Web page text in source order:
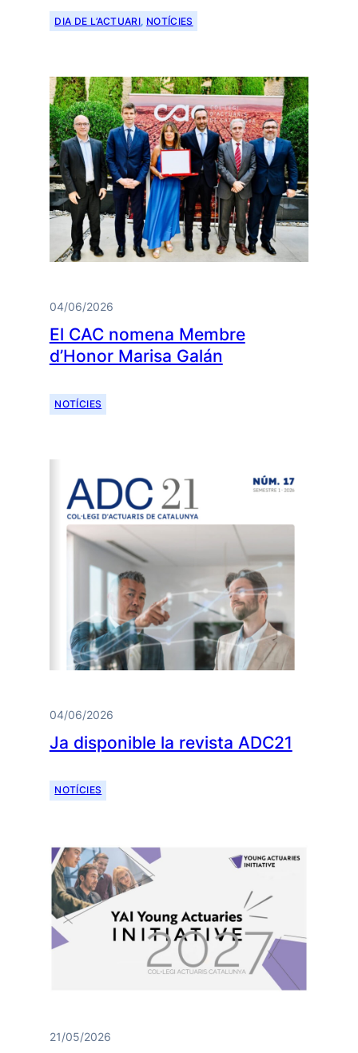
DIA DE L’ACTUARI, NOTÍCIES
04/06/2026
El CAC nomena Membre
d’Honor Marisa Galán
NOTÍCIES
04/06/2026
Ja disponible la revista ADC21
NOTÍCIES
21/05/2026